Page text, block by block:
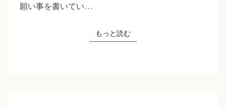
行
事
願い事を書いてい…
もっと読むもっと読む